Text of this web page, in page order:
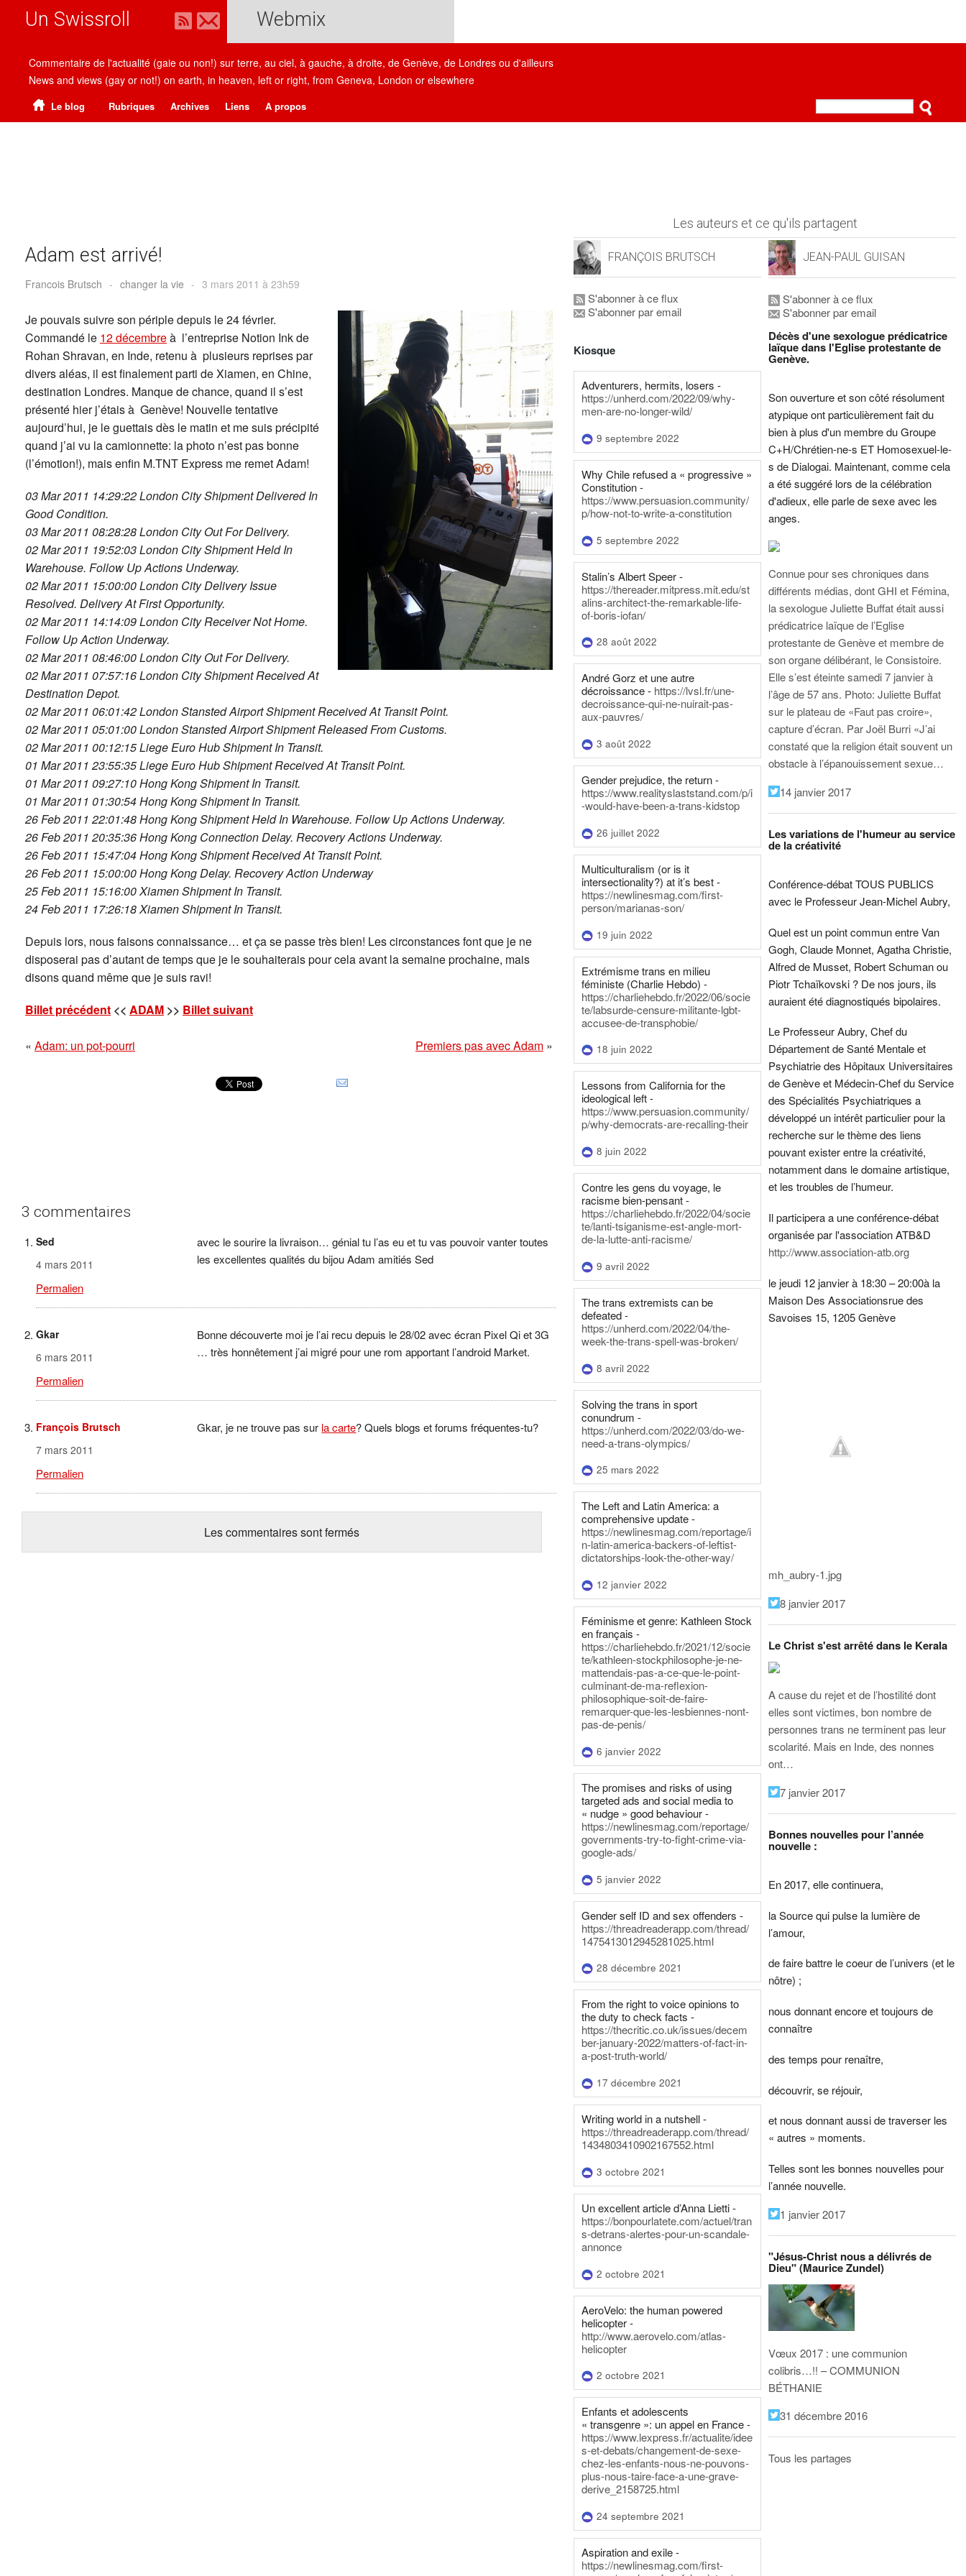
Un Swissroll Webmix
Commentaire de l'actualité (gaie ou non!) sur terre, au ciel, à gauche, à droite, de Genève, de Londres ou d'ailleurs
News and views (gay or not!) on earth, in heaven, left or right, from Geneva, London or elsewhere
Le blog Rubriques Archives Liens A propos
Adam est arrivé!
Francois Brutsch - changer la vie - 3 mars 2011 à 23h59
Je pouvais suivre son périple depuis le 24 février.
Commandé le 12 décembreà l’entreprise Notion Ink de
Rohan Shravan, en Inde, retenu à plusieurs reprises par
divers aléas, il est finalement parti de Xiamen, en Chine,
destination Londres. Manque de chance, quand il s’est
présenté hier j’étais à Genève! Nouvelle tentative
aujourd’hui, je le guettais dès le matin et me suis précipité
quand j’ai vu la camionnette: la photo n’est pas bonne
(l’émotion!), mais enfin M.TNT Express me remet Adam!
03 Mar 2011 14:29:22 London City Shipment Delivered In
Good Condition.
03 Mar 2011 08:28:28 London City Out For Delivery.
02 Mar 2011 19:52:03 London City Shipment Held In
Warehouse. Follow Up Actions Underway.
02 Mar 2011 15:00:00 London City Delivery Issue
Resolved. Delivery At First Opportunity.
02 Mar 2011 14:14:09 London City Receiver Not Home.
Follow Up Action Underway.
02 Mar 2011 08:46:00 London City Out For Delivery.
02 Mar 2011 07:57:16 London City Shipment Received At
Destination Depot.
02 Mar 2011 06:01:42 London Stansted Airport Shipment Received At Transit Point.
02 Mar 2011 05:01:00 London Stansted Airport Shipment Released From Customs.
02 Mar 2011 00:12:15 Liege Euro Hub Shipment In Transit.
01 Mar 2011 23:55:35 Liege Euro Hub Shipment Received At Transit Point.
01 Mar 2011 09:27:10 Hong Kong Shipment In Transit.
01 Mar 2011 01:30:54 Hong Kong Shipment In Transit.
26 Feb 2011 22:01:48 Hong Kong Shipment Held In Warehouse. Follow Up Actions Underway.
26 Feb 2011 20:35:36 Hong Kong Connection Delay. Recovery Actions Underway.
26 Feb 2011 15:47:04 Hong Kong Shipment Received At Transit Point.
26 Feb 2011 15:00:00 Hong Kong Delay. Recovery Action Underway
25 Feb 2011 15:16:00 Xiamen Shipment In Transit.
24 Feb 2011 17:26:18 Xiamen Shipment In Transit.
Depuis lors, nous faisons connaissance… et ça se passe très bien! Les circonstances font que je ne
disposerai pas d’autant de temps que je le souhaiterais pour cela avant la semaine prochaine, mais
disons quand même que je suis ravi!
Billet précédent << ADAM >> Billet suivant
« Adam: un pot-pourri Premiers pas avec Adam»
3 commentaires
Sed
4 mars 2011
Permalien
avec le sourire la livraison… génial tu l’as eu et tu vas pouvoir vanter toutes
les excellentes qualités du bijou Adam amitiés Sed
Gkar
6 mars 2011
Permalien
Bonne découverte moi je l’ai recu depuis le 28/02 avec écran Pixel Qi et 3G
… très honnêtement j’ai migré pour une rom apportant l’android Market.
François Brutsch
7 mars 2011
Permalien
Gkar, je ne trouve pas sur la carte? Quels blogs et forums fréquentes-tu?
Les commentaires sont fermés
Les auteurs et ce qu'ils partagent
FRANÇOIS BRUTSCH
S'abonner à ce flux
S'abonner par email
Kiosque
Adventurers, hermits, losers -
https://unherd.com/2022/09/why-
men-are-no-longer-wild/
9 septembre 2022
Why Chile refused a « progressive »
Constitution -
https://www.persuasion.community/
p/how-not-to-write-a-constitution
5 septembre 2022
Stalin’s Albert Speer -
https://thereader.mitpress.mit.edu/st
alins-architect-the-remarkable-life-
of-boris-iofan/
28 août 2022
André Gorz et une autre
décroissance - https://lvsl.fr/une-
decroissance-qui-ne-nuirait-pas-
aux-pauvres/
3 août 2022
Gender prejudice, the return -
https://www.realityslaststand.com/p/i
-would-have-been-a-trans-kidstop
26 juillet 2022
Multiculturalism (or is it
intersectionality?) at it’s best -
https://newlinesmag.com/first-
person/marianas-son/
19 juin 2022
Extrémisme trans en milieu
féministe (Charlie Hebdo) -
https://charliehebdo.fr/2022/06/socie
te/labsurde-censure-militante-lgbt-
accusee-de-transphobie/
18 juin 2022
Lessons from California for the
ideological left -
https://www.persuasion.community/
p/why-democrats-are-recalling-their
8 juin 2022
Contre les gens du voyage, le
racisme bien-pensant -
https://charliehebdo.fr/2022/04/socie
te/lanti-tsiganisme-est-angle-mort-
de-la-lutte-anti-racisme/
9 avril 2022
The trans extremists can be
defeated -
https://unherd.com/2022/04/the-
week-the-trans-spell-was-broken/
8 avril 2022
Solving the trans in sport
conundrum -
https://unherd.com/2022/03/do-we-
need-a-trans-olympics/
25 mars 2022
The Left and Latin America: a
comprehensive update -
https://newlinesmag.com/reportage/i
n-latin-america-backers-of-leftist-
dictatorships-look-the-other-way/
12 janvier 2022
Féminisme et genre: Kathleen Stock
en français -
https://charliehebdo.fr/2021/12/socie
te/kathleen-stockphilosophe-je-ne-
mattendais-pas-a-ce-que-le-point-
culminant-de-ma-reflexion-
philosophique-soit-de-faire-
remarquer-que-les-lesbiennes-nont-
pas-de-penis/
6 janvier 2022
The promises and risks of using
targeted ads and social media to
« nudge » good behaviour -
https://newlinesmag.com/reportage/
governments-try-to-fight-crime-via-
google-ads/
5 janvier 2022
Gender self ID and sex offenders -
https://threadreaderapp.com/thread/
1475413012945281025.html
28 décembre 2021
From the right to voice opinions to
the duty to check facts -
https://thecritic.co.uk/issues/decem
ber-january-2022/matters-of-fact-in-
a-post-truth-world/
17 décembre 2021
Writing world in a nutshell -
https://threadreaderapp.com/thread/
1434803410902167552.html
3 octobre 2021
Un excellent article d’Anna Lietti -
https://bonpourlatete.com/actuel/tran
s-detrans-alertes-pour-un-scandale-
annonce
2 octobre 2021
AeroVelo: the human powered
helicopter -
http://www.aerovelo.com/atlas-
helicopter
2 octobre 2021
Enfants et adolescents
« transgenre »: un appel en France -
https://www.lexpress.fr/actualite/idee
s-et-debats/changement-de-sexe-
chez-les-enfants-nous-ne-pouvons-
plus-nous-taire-face-a-une-grave-
derive_2158725.html
24 septembre 2021
Aspiration and exile -
https://newlinesmag.com/first-
JEAN-PAUL GUISAN
S'abonner à ce flux
S'abonner par email
Décès d'une sexologue prédicatrice
laïque dans l'Eglise protestante de
Genève.
Son ouverture et son côté résolument
atypique ont particulièrement fait du
bien à plus d'un membre du Groupe
C+H/Chrétien-ne-s ET Homosexuel-le-
s de Dialogai. Maintenant, comme cela
a été suggéré lors de la célébration
d'adieux, elle parle de sexe avec les
anges.
Connue pour ses chroniques dans
différents médias, dont GHI et Fémina,
la sexologue Juliette Buffat était aussi
prédicatrice laïque de l’Eglise
protestante de Genève et membre de
son organe délibérant, le Consistoire.
Elle s’est éteinte samedi 7 janvier à
l’âge de 57 ans. Photo: Juliette Buffat
sur le plateau de «Faut pas croire»,
capture d’écran. Par Joël Burri «J’ai
constaté que la religion était souvent un
obstacle à l’épanouissement sexue…
14 janvier 2017
Les variations de l'humeur au service
de la créativité
Conférence-débat TOUS PUBLICS
avec le Professeur Jean-Michel Aubry,
Quel est un point commun entre Van
Gogh, Claude Monnet, Agatha Christie,
Alfred de Musset, Robert Schuman ou
Piotr Tchaïkovski ? De nos jours, ils
auraient été diagnostiqués bipolaires.
Le Professeur Aubry, Chef du
Département de Santé Mentale et
Psychiatrie des Hôpitaux Universitaires
de Genève et Médecin-Chef du Service
des Spécialités Psychiatriques a
développé un intérêt particulier pour la
recherche sur le thème des liens
pouvant exister entre la créativité,
notamment dans le domaine artistique,
et les troubles de l’humeur.
Il participera a une conférence-débat
organisée par l'association ATB&D
http://www.association-atb.org
le jeudi 12 janvier à 18:30 – 20:00à la
Maison Des Associationsrue des
Savoises 15, 1205 Genève
mh_aubry-1.jpg
8 janvier 2017
Le Christ s'est arrêté dans le Kerala
A cause du rejet et de l’hostilité dont
elles sont victimes, bon nombre de
personnes trans ne terminent pas leur
scolarité. Mais en Inde, des nonnes
ont…
7 janvier 2017
Bonnes nouvelles pour l’année
nouvelle :
En 2017, elle continuera,
la Source qui pulse la lumière de
l’amour,
de faire battre le coeur de l’univers (et le
nôtre) ;
nous donnant encore et toujours de
connaître
des temps pour renaître,
découvrir, se réjouir,
et nous donnant aussi de traverser les
« autres » moments.
Telles sont les bonnes nouvelles pour
l’année nouvelle.
1 janvier 2017
"Jésus-Christ nous a délivrés de
Dieu" (Maurice Zundel)
Vœux 2017 : une communion
colibris…!! – COMMUNION
BÉTHANIE
31 décembre 2016
Tous les partages